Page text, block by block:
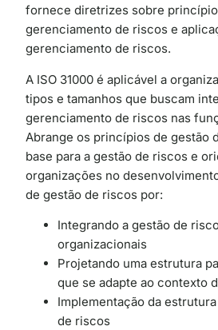
fornece diretrizes sobre
gerenciamento de riscos e
gerenciamento de riscos.
A ISO 31000 é aplicável a
tipos e tamanhos que buscam
gerenciamento de riscos nas
Abrange os princípios de gestão
base para a gestão de riscos e
organizações no
de gestão de riscos por:
Integrando a gestão de
organizacionais
Projetando uma estrutura
que se adapte ao contexto
Implementação da
de riscos